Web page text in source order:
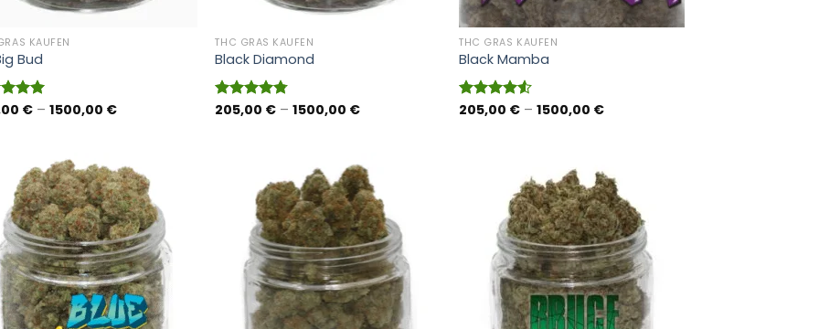
KAUFEN
Bud
€ – 1500,00 €Preisspanne:
THC GRAS KAUFEN
Black Diamond
Bewertet
205,00 € –1500,00 €Preisspanne:
THC GRAS KAUFEN
Black Mamba
Bewertet
205,00 € –1500,00 €Preisspanne: